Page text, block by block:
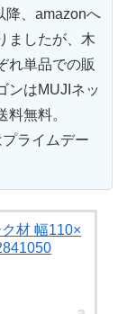
降、amazonへ
ましたが、木
れ単品での販
ンはMUJIネッ
料無料。
ライムデー
材 幅110×